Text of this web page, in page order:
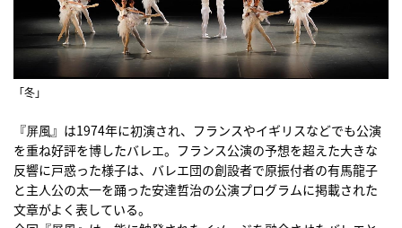
「冬」
『屏風』は1974年に初演され、フランスやイギリスなどでも公演
を重ね好評を博したバレエ。フランス公演の予想を超えた大きな
反響に戸惑った様子は、バレエ団の創設者で原振付者の有馬龍子
と主人公の太一を踊った安達哲治の公演プログラムに掲載された
文章がよく表している。